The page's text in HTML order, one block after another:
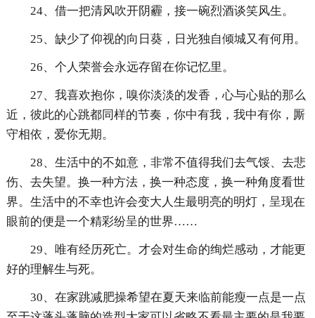
24、借一把清风吹开阴霾，接一碗烈酒谈笑风生。
25、缺少了仰视的向日葵，日光独自倾城又有何用。
26、个人荣誉会永远存留在你记忆里。
27、我喜欢抱你，嗅你淡淡的发香，心与心贴的那么
近，彼此的心跳都同样的节奏，你中有我，我中有你，厮
守相依，爱你无期。
28、生活中的不如意，非常不值得我们去气馁、去悲
伤、去失望。换一种方法，换一种态度，换一种角度看世
界。生活中的不幸也许会变大人生最明亮的明灯，呈现在
眼前的便是一个精彩纷呈的世界……
29、唯有经历死亡。才会对生命的绚烂感动，才能更
好的理解生与死。
30、在家跳减肥操希望在夏天来临前能瘦一点是一点